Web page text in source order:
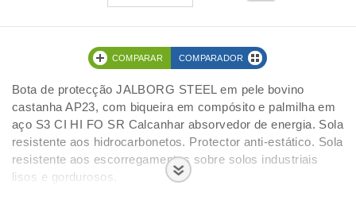
COMPARAR COMPARADOR
Bota de protecção JALBORG STEEL em pele bovino
castanha AP23, com biqueira em compósito e palmilha em
aço S3 CI HI FO SR Calcanhar absorvedor de energia. Sola
resistente aos hidrocarbonetos. Protector anti-estático. Sola
resistente aos escorregamentos sobre solos industriais
lisos e gordurosos.